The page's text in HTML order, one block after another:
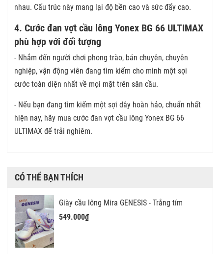
nhau. Cấu trúc này mang lại độ bền cao và sức đẩy cao.
4. Cước đan vợt cầu lông Yonex BG 66 ULTIMAX
phù hợp với đối tượng
- Nhắm đến người chơi phong trào, bán chuyên, chuyên
nghiệp, vận động viên đang tìm kiếm cho mình một sợi
cước toàn diện nhất về mọi mặt trên sân cầu.
- Nếu bạn đang tìm kiếm một sợi dây hoàn hảo, chuẩn nhất
hiện nay, hãy mua cước đan vợt cầu lông Yonex BG 66
ULTIMAX để trải nghiêm.
CÓ THỂ BẠN THÍCH
Giày cầu lông Mira GENESIS - Trắng tím
549.000₫